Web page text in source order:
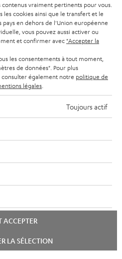
chat
vraiment pertinents pour vous.
les cookies ainsi que le transfert et le
en dehors de l'Union européenne
vous pouvez aussi activer ou
et confirmer avec "Accepter la
les consentements à tout moment,
de données". Pour plus
également notre politique de
légales
Toujours actif
ACCEPTER
LA SÉLECTION